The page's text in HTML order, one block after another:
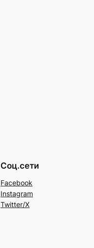
Соц.сети
Facebook
Instagram
Twitter/X